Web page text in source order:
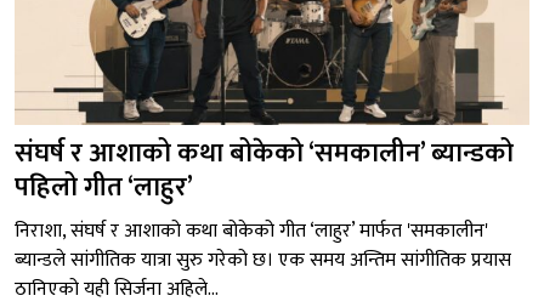
संघर्ष र आशाको कथा बोकेको ‘समकालीन’ ब्यान्डको
पहिलो गीत ‘लाहुर’
निराशा, संघर्ष र आशाको कथा बोकेको गीत ‘लाहुर’ मार्फत 'समकालीन'
ब्यान्डले सांगीतिक यात्रा सुरु गरेको छ। एक समय अन्तिम सांगीतिक प्रयास
ठानिएको यही सिर्जना अहिले...